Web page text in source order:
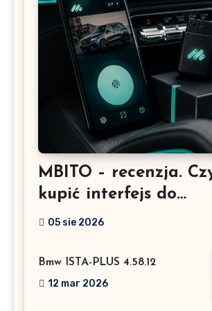
MBITO – recenzja.
kupić interfejs do
Mercedesa? Test,
05 sie 2026
Bmw ISTA-PLUS 4.58.12
12 mar 2026